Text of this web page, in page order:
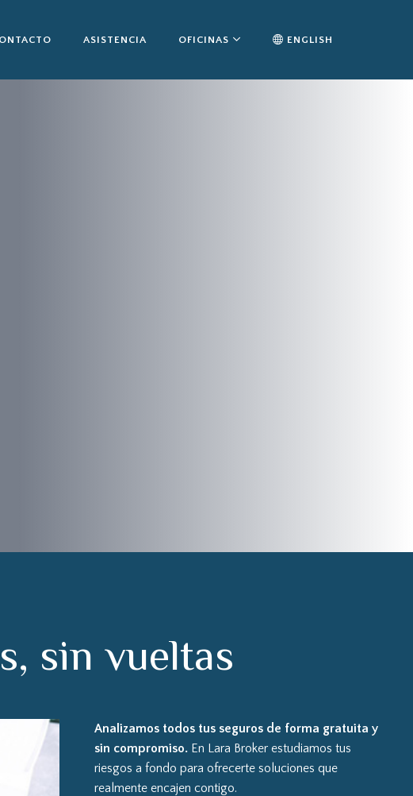
ASISTENCIA OFICINAS ENGLISH
s, sin vueltas
Analizamos todos tus seguros de forma gratuita y
sin compromiso. En Lara Broker estudiamos tus
riesgos a fondo para ofrecerte soluciones que
realmente encajen contigo.